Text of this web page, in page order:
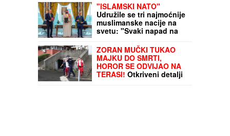
"ISLAMSKI NATO"
Udružile se tri najmoćnije
muslimanske nacije na
svetu: "Svaki napad na
jednu od nas, smatraće
se NAPADOM NA SVE"
ZORAN MUČKI TUKAO
MAJKU DO SMRTI,
HOROR SE ODVIJAO NA
TERASI! Otkriveni detalji
jezivog ubistva doktorke: